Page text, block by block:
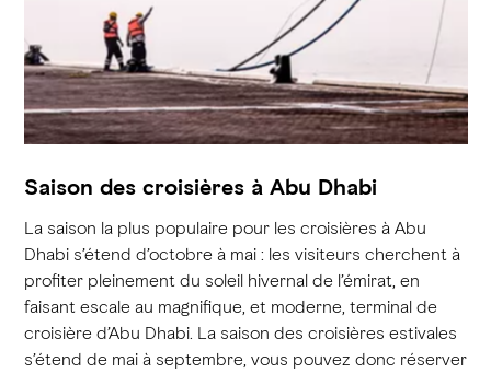
Saison des croisières à Abu Dhabi
La saison la plus populaire pour les croisières à Abu
Dhabi s’étend d’octobre à mai : les visiteurs cherchent à
profiter pleinement du soleil hivernal de l’émirat, en
faisant escale au magnifique, et moderne, terminal de
croisière d’Abu Dhabi. La saison des croisières estivales
s’étend de mai à septembre, vous pouvez donc réserver